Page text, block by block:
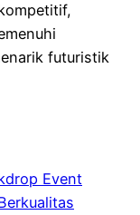
futuristik